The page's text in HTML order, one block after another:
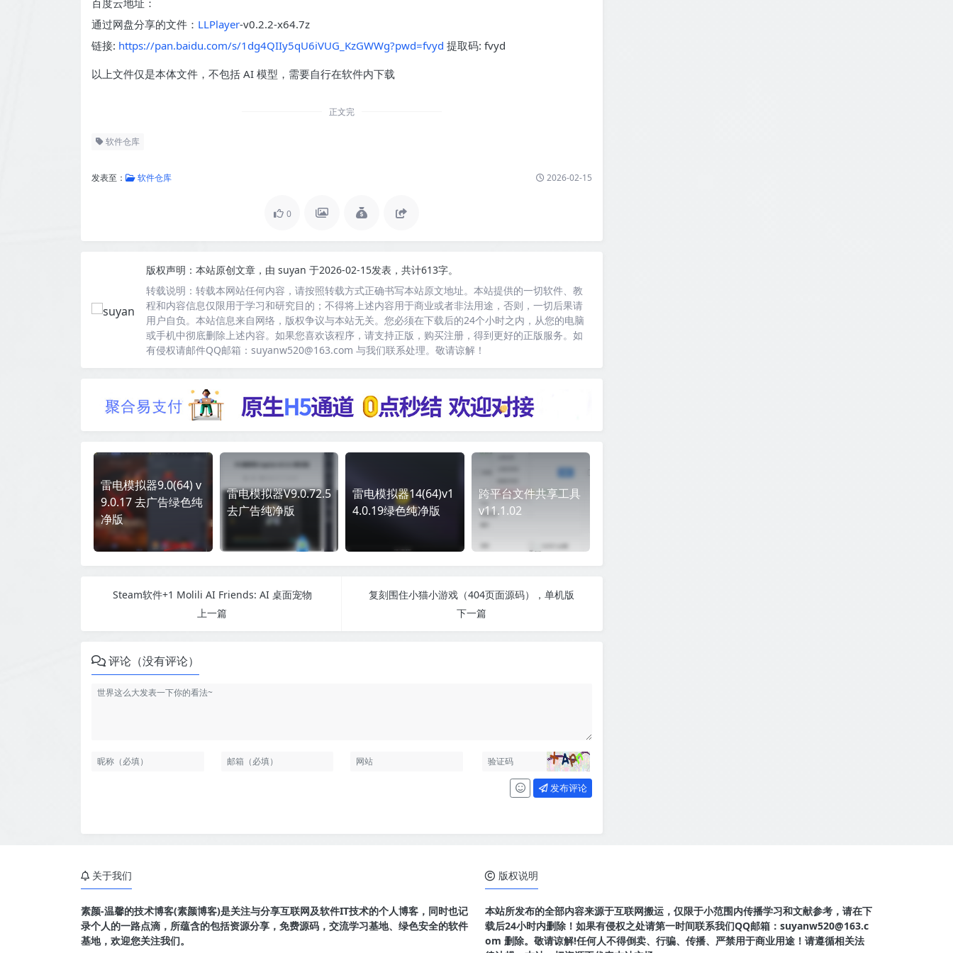
通过网盘分享的文件： LLPlayer-v0.2.2-x64.7z
链接: https://pan.baidu.com/s/1dg4QIIy5qU6iVUG_KzGWWg?pwd=fvyd 提取码: fvyd
以上文件仅是本体文件，不包括 AI 模型，需要自行在软件内下载
正文完
软件仓库
发表至： 软件仓库 2026-02-15
0
版权声明： 本站原创文章，由 suyan 于2026-02-15发表，共计613字。
转载说明： 转载本网站任何内容，请按照转载方式正确书写本站原文地址。本站提供的一切软件、教
程和内容信息仅限用于学习和研究目的；不得将上述内容用于商业或者非法用途，否则，一切后果请
用户自负。本站信息来自网络，版权争议与本站无关。您必须在下载后的24个小时之内，从您的电脑
或手机中彻底删除上述内容。如果您喜欢该程序，请支持正版，购买注册，得到更好的正版服务。如
有侵权请邮件QQ邮箱：suyanw520@163.com 与我们联系处理。敬请谅解！
雷电模拟器9.0(64) v
9.0.17 去广告绿色纯
净版
雷电模拟器V9.0.72.5
去广告纯净版
雷电模拟器14(64)v1
4.0.19绿色纯净版
跨平台文件共享工具
v11.1.02
Steam软件+1 Molili AI Friends: AI 桌面宠物
上一篇
复刻围住小猫小游戏（404页面源码），单机版
下一篇
评论（没有评论）
发布评论
关于我们
素颜-温馨的技术博客(素颜博客)是关注与分享互联网及软件IT技术的个人博客，同时也记
录个人的一路点滴，所蕴含的包括资源分享，免费源码，交流学习基地、绿色安全的软件
基地，欢迎您关注我们。
版权说明
本站所发布的全部内容来源于互联网搬运，仅限于小范围内传播学习和文献参考，请在下
载后24小时内删除！如果有侵权之处请第一时间联系我们QQ邮箱：suyanw520@163.c
om 删除。敬请谅解!任何人不得倒卖、行骗、传播、严禁用于商业用途！请遵循相关法